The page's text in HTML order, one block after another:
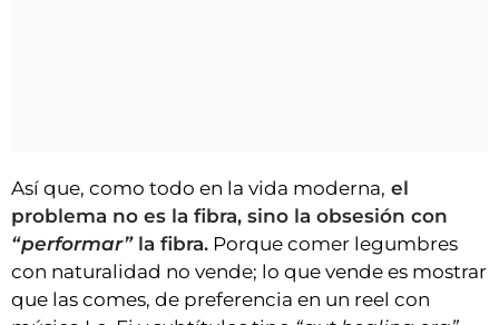
Así que, como todo en la vida moderna, el
problema no es la fibra, sino la obsesión con
“performar” la fibra. Porque comer legumbres
con naturalidad no vende; lo que vende es mostrar
que las comes, de preferencia en un reel con